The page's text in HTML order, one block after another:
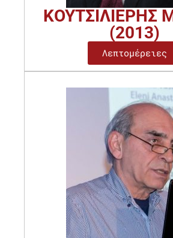
ΚΟΥΤΣΙΛΙΕΡΗΣ
(2013)
Λεπτομέρειες